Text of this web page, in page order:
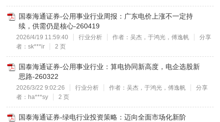
国泰海通证券-公用事业行业周报：广东电价上涨不一定持
续，供需仍是核心-260419
2026/4/19 11:59:40 行业分析 作者：吴杰，于鸿光，傅逸帆
分享
者：sk***ir
2 页
国泰海通证券-公用事业行业：算电协同新高度，电企选股新
思路-260322
2026/3/22 9:02:26 行业分析 作者：吴杰，于鸿光，傅逸帆
分享
者：ha***sy
2 页
国泰海通证券-绿电行业投资策略：迈向全面市场化新阶